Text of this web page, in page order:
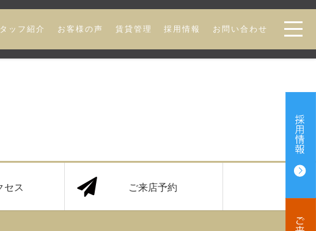
ッフ紹介 お客様の声 賃貸管理 採用情報 お問い合わせ
セス ご来店予約